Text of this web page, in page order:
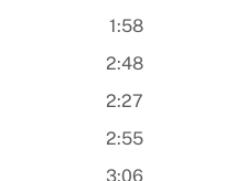
1:58
2:48
2:27
2:55
3:06